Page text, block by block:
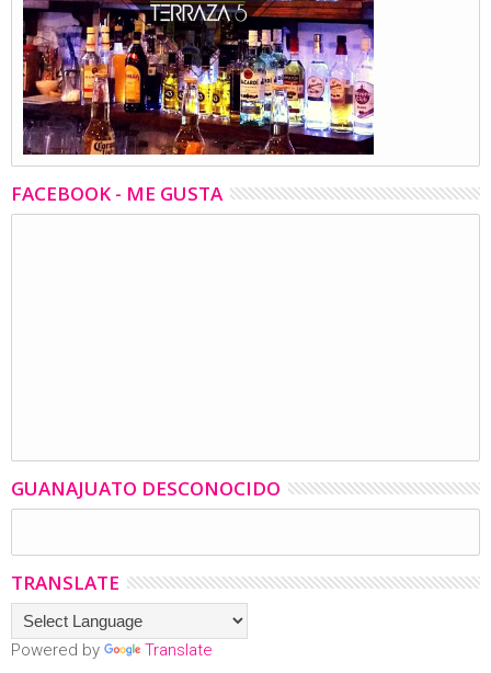
FACEBOOK - ME GUSTA
GUANAJUATO DESCONOCIDO
TRANSLATE
Powered by Translate